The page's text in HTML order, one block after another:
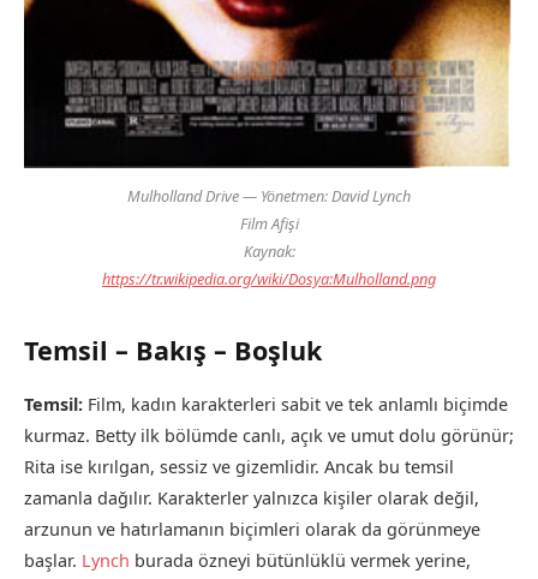
Mulholland Drive— Yönetmen: David Lynch
Film Afişi
Kaynak:
https://tr.wikipedia.org/wiki/Dosya:Mulholland.png
Temsil – Bakış – Boşluk
Temsil: Film, kadın karakterleri sabit ve tek anlamlı biçimde
kurmaz. Betty ilk bölümde canlı, açık ve umut dolu görünür;
Rita ise kırılgan, sessiz ve gizemlidir. Ancak bu temsil
zamanla dağılır. Karakterler yalnızca kişiler olarak değil,
arzunun ve hatırlamanın biçimleri olarak da görünmeye
başlar. Lynch burada özneyi bütünlüklü vermek yerine,